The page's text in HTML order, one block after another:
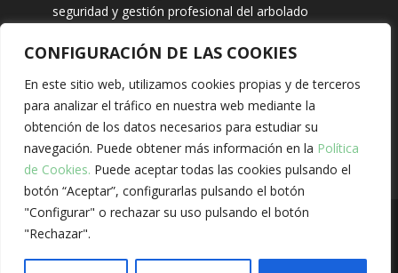
CONFIGURACIÓN DE LAS COOKIES
En este sitio web, utilizamos cookies propias y de terceros
para analizar el tráfico en nuestra web mediante la
obtención de los datos necesarios para estudiar su
navegación. Puede obtener más información en la Política
de Cookies. Puede aceptar todas las cookies pulsando el
botón “Aceptar”, configurarlas pulsando el botón
"Configurar" o rechazar su uso pulsando el botón
"Rechazar".
seguridad y gestión profesional del arbolado